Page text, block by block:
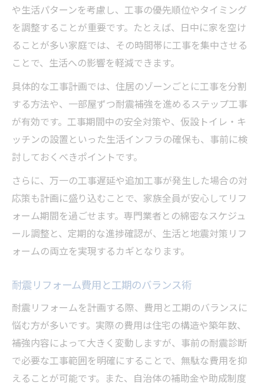
や生活パターンを考慮し、工事の優先順位やタイミング
を調整することが重要です。たとえば、日中に家を空け
ることが多い家庭では、その時間帯に工事を集中させる
ことで、生活への影響を軽減できます。
具体的な工事計画では、住居のゾーンごとに工事を分割
する方法や、一部屋ずつ耐震補強を進めるステップ工事
が有効です。工事期間中の安全対策や、仮設トイレ・キ
ッチンの設置といった生活インフラの確保も、事前に検
討しておくべきポイントです。
さらに、万一の工事遅延や追加工事が発生した場合の対
応策も計画に盛り込むことで、家族全員が安心してリフ
ォーム期間を過ごせます。専門業者との綿密なスケジュ
ール調整と、定期的な進捗確認が、生活と地震対策リフ
ォームの両立を実現するカギとなります。
耐震リフォーム費用と工期のバランス術
耐震リフォームを計画する際、費用と工期のバランスに
悩む方が多いです。実際の費用は住宅の構造や築年数、
補強内容によって大きく変動しますが、事前の耐震診断
で必要な工事範囲を明確にすることで、無駄な費用を抑
えることが可能です。また、自治体の補助金や助成制度